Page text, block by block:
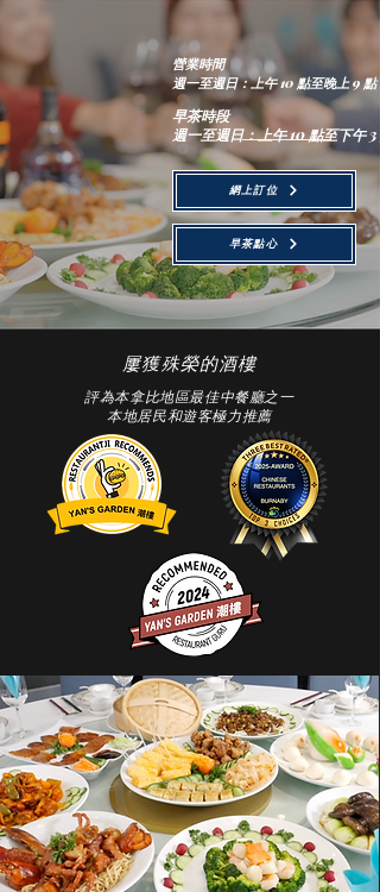
營業時間
週一至週日：上午 10 點至晚上 9 點
早茶時段
週一至週日：上午 10 點至下午 3
網上訂位
早茶點心
屢獲殊榮的酒樓
評為本拿比地區最佳中餐廳之一
本地居民和遊客極力推薦